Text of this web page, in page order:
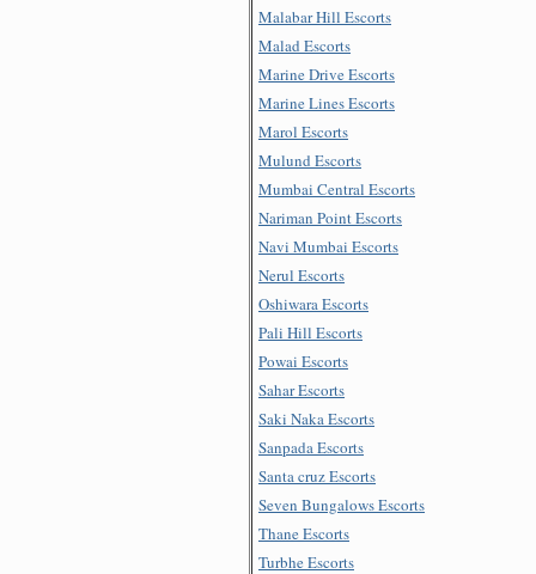
Malabar Hill Escorts
Malad Escorts
Marine Drive Escorts
Marine Lines Escorts
Marol Escorts
Mulund Escorts
Mumbai Central Escorts
Nariman Point Escorts
Navi Mumbai Escorts
Nerul Escorts
Oshiwara Escorts
Pali Hill Escorts
Powai Escorts
Sahar Escorts
Saki Naka Escorts
Sanpada Escorts
Santa cruz Escorts
Seven Bungalows Escorts
Thane Escorts
Turbhe Escorts